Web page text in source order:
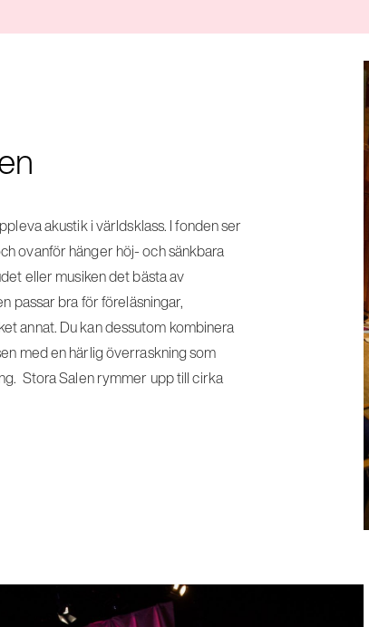
akustik i världsklass. I fonden ser
ovanför hänger höj- och sänkbara
eller musiken det bästa av
passar bra för föreläsningar,
annat. Du kan dessutom kombinera
med en härlig överraskning som
Stora Salen rymmer upp till cirka